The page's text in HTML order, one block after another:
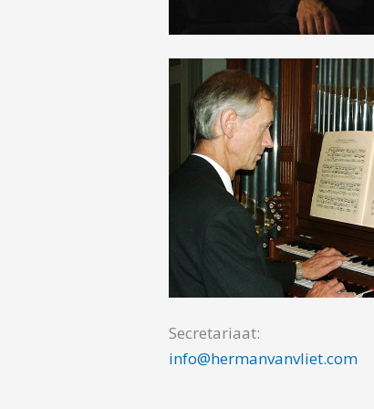
Secretariaat:
info@hermanvanvliet.com